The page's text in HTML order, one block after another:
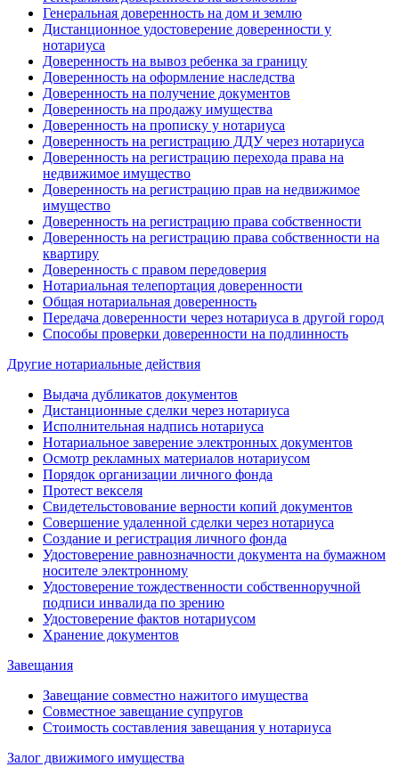
Генеральная доверенность на дом и землю
Дистанционное удостоверение доверенности у
нотариуса
Доверенность на вывоз ребенка за границу
Доверенность на оформление наследства
Доверенность на получение документов
Доверенность на продажу имущества
Доверенность на прописку у нотариуса
Доверенность на регистрацию ДДУ через нотариуса
Доверенность на регистрацию перехода права на
недвижимое имущество
Доверенность на регистрацию прав на недвижимое
имущество
Доверенность на регистрацию права собственности
Доверенность на регистрацию права собственности на
квартиру
Доверенность с правом передоверия
Нотариальная телепортация доверенности
Общая нотариальная доверенность
Передача доверенности через нотариуса в другой город
Способы проверки доверенности на подлинность
Другие нотариальные действия
Выдача дубликатов документов
Дистанционные сделки через нотариуса
Исполнительная надпись нотариуса
Нотариальное заверение электронных документов
Осмотр рекламных материалов нотариусом
Порядок организации личного фонда
Протест векселя
Свидетельстовование верности копий документов
Совершение удаленной сделки через нотариуса
Создание и регистрация личного фонда
Удостоверение равнозначности документа на бумажном
носителе электронному
Удостоверение тождественности собственноручной
подписи инвалида по зрению
Удостоверение фактов нотариусом
Хранение документов
Завещания
Завещание совместно нажитого имущества
Совместное завещание супругов
Стоимость составления завещания у нотариуса
Залог движимого имущества